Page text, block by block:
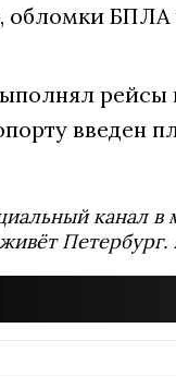
обломки
введен
канал в
Петербург.